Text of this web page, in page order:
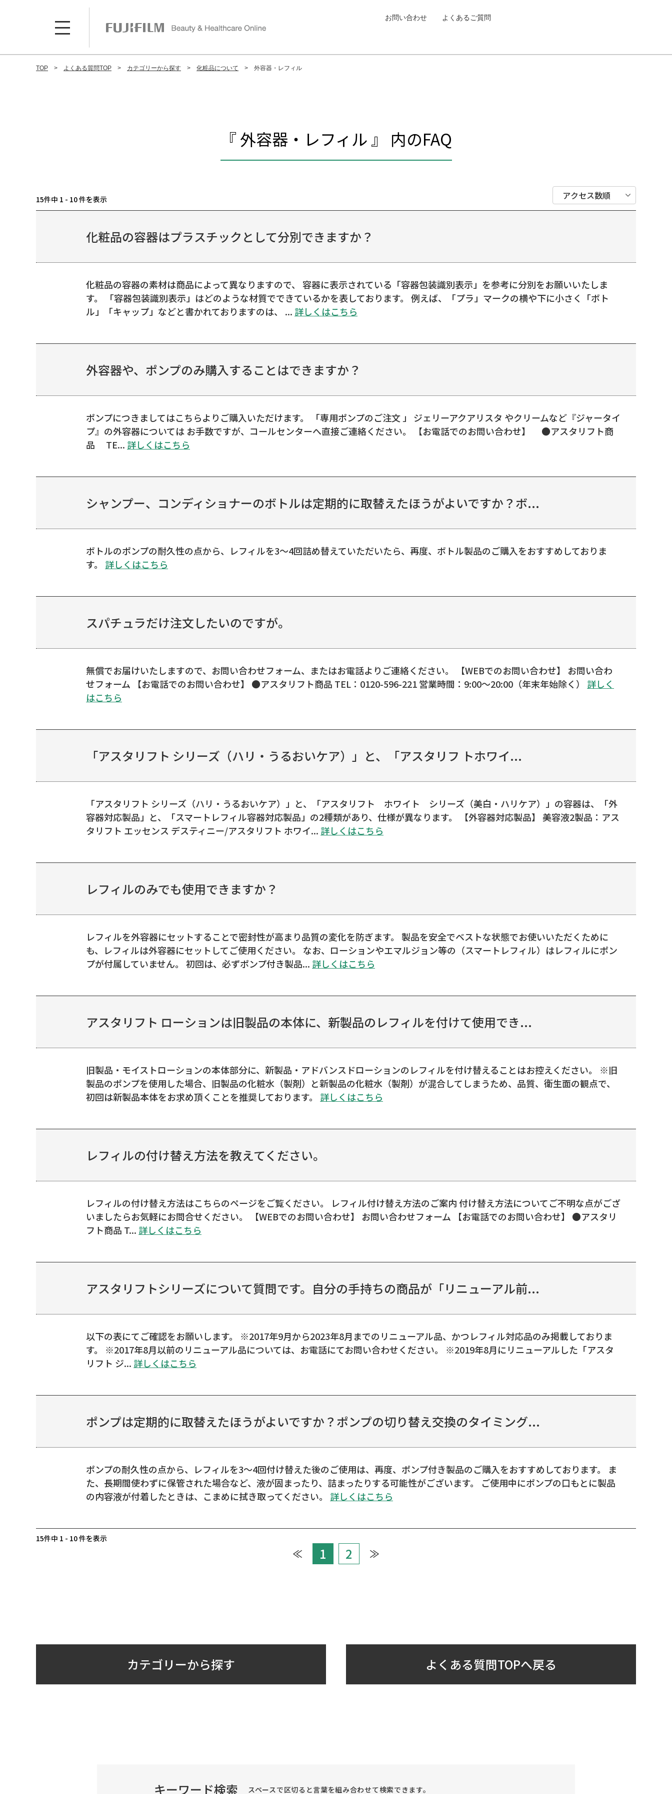
お問い合わせ よくあるご質問
TOP よくある質問TOP カテゴリーから探す 化粧品について 外容器・レフィル
『 外容器・レフィル 』 内のFAQ
15件中 1 - 10 件を表示
化粧品の容器はプラスチックとして分別できますか？
化粧品の容器の素材は商品によって異なりますので、 容器に表示されている「容器包装識別表示」を参考に分別をお願いいたしま
す。 「容器包装識別表示」はどのような材質でできているかを表しております。 例えば、「プラ」マークの横や下に小さく「ボト
ル」「キャップ」などと書かれておりますのは、 ... 詳しくはこちら
外容器や、ポンプのみ購入することはできますか？
ポンプにつきましてはこちらよりご購入いただけます。 「専用ポンプのご注文 」 ジェリーアクアリスタ やクリームなど『ジャータイ
プ』の外容器については お手数ですが、コールセンターへ直接ご連絡ください。 【お電話でのお問い合わせ】 ●アスタリフト商
品 TE... 詳しくはこちら
シャンプー、コンディショナーのボトルは定期的に取替えたほうがよいですか？ボ...
ボトルのポンプの耐久性の点から、レフィルを3～4回詰め替えていただいたら、再度、ボトル製品のご購入をおすすめしておりま
す。 詳しくはこちら
スパチュラだけ注文したいのですが。
無償でお届けいたしますので、お問い合わせフォーム、またはお電話よりご連絡ください。 【WEBでのお問い合わせ】 お問い合わ
せフォーム 【お電話でのお問い合わせ】 ●アスタリフト商品 TEL：0120-596-221 営業時間：9:00～20:00（年末年始除く） 詳しく
はこちら
「アスタリフト シリーズ（ハリ・うるおいケア）」と、「アスタリフ トホワイ...
「アスタリフト シリーズ（ハリ・うるおいケア）」と、「アスタリフト ホワイト シリーズ（美白・ハリケア）」の容器は、「外
容器対応製品」と、「スマートレフィル容器対応製品」の2種類があり、仕様が異なります。 【外容器対応製品】 美容液2製品：アス
タリフト エッセンス デスティニー/アスタリフト ホワイ... 詳しくはこちら
レフィルのみでも使用できますか？
レフィルを外容器にセットすることで密封性が高まり品質の変化を防ぎます。 製品を安全でベストな状態でお使いいただくために
も、レフィルは外容器にセットしてご使用ください。 なお、ローションやエマルジョン等の（スマートレフィル）はレフィルにポン
プが付属していません。 初回は、必ずポンプ付き製品... 詳しくはこちら
アスタリフト ローションは旧製品の本体に、新製品のレフィルを付けて使用でき...
旧製品・モイストローションの本体部分に、新製品・アドバンスドローションのレフィルを付け替えることはお控えください。 ※旧
製品のポンプを使用した場合、旧製品の化粧水（製剤）と新製品の化粧水（製剤）が混合してしまうため、品質、衛生面の観点で、
初回は新製品本体をお求め頂くことを推奨しております。 詳しくはこちら
レフィルの付け替え方法を教えてください。
レフィルの付け替え方法はこちらのページをご覧ください。 レフィル付け替え方法のご案内 付け替え方法についてご不明な点がござ
いましたらお気軽にお問合せください。 【WEBでのお問い合わせ】 お問い合わせフォーム 【お電話でのお問い合わせ】 ●アスタリ
フト商品 T... 詳しくはこちら
アスタリフトシリーズについて質問です。自分の手持ちの商品が「リニューアル前...
以下の表にてご確認をお願いします。 ※2017年9月から2023年8月までのリニューアル品、かつレフィル対応品のみ掲載しておりま
す。 ※2017年8月以前のリニューアル品については、お電話にてお問い合わせください。 ※2019年8月にリニューアルした「アスタ
リフト ジ... 詳しくはこちら
ポンプは定期的に取替えたほうがよいですか？ポンプの切り替え交換のタイミング...
ポンプの耐久性の点から、レフィルを3～4回付け替えた後のご使用は、再度、ポンプ付き製品のご購入をおすすめしております。 ま
た、長期間使わずに保管された場合など、液が固まったり、詰まったりする可能性がございます。 ご使用中にポンプの口もとに製品
の内容液が付着したときは、こまめに拭き取ってください。 詳しくはこちら
15件中 1 - 10 件を表示
≪ 1 2 ≫
カテゴリーから探す よくある質問TOPへ戻る
キーワード検索 スペースで区切ると言葉を組み合わせて検索できます。